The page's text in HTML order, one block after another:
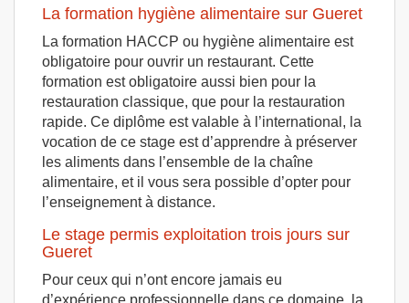
La formation hygiène alimentaire sur Gueret
La formation HACCP ou hygiène alimentaire est
obligatoire pour ouvrir un restaurant. Cette
formation est obligatoire aussi bien pour la
restauration classique, que pour la restauration
rapide. Ce diplôme est valable à l’international, la
vocation de ce stage est d’apprendre à préserver
les aliments dans l’ensemble de la chaîne
alimentaire, et il vous sera possible d’opter pour
l’enseignement à distance.
Le stage permis exploitation trois jours sur
Gueret
Pour ceux qui n’ont encore jamais eu
d’expérience professionnelle dans ce domaine, la